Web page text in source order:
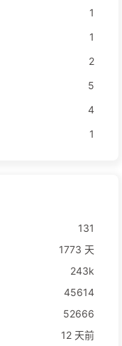
1
1
2
5
4
1
131
1773 天
243k
45614
52666
12 天前